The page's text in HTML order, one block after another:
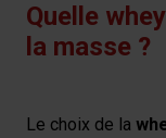
Quelle
la masse ?
Le choix de la